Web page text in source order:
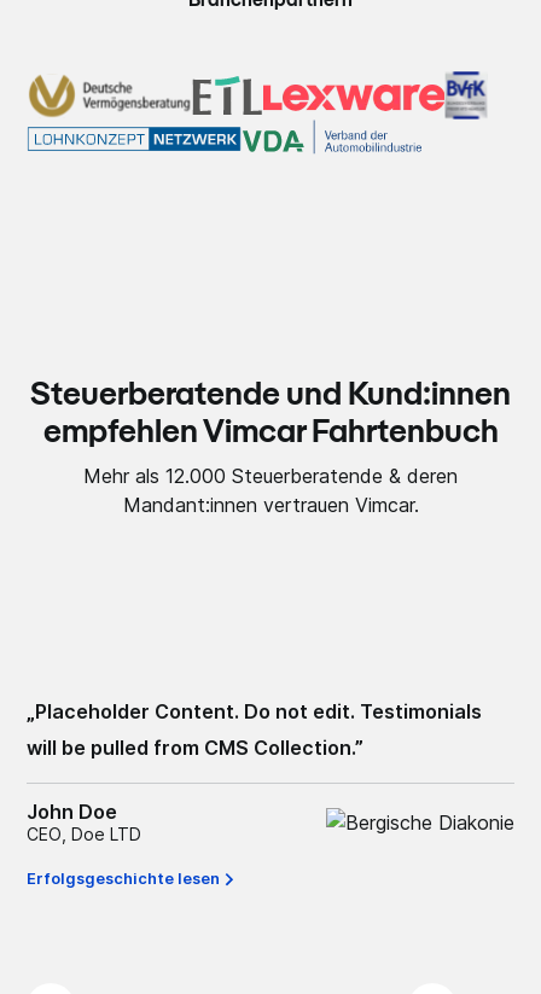
Steuerberatende und Kund:innen
empfehlen Vimcar Fahrtenbuch
Mehr als 12.000 Steuerberatende & deren
Mandant:innen vertrauen Vimcar.
Placeholder Content. Do not edit. Testimonials
will be pulled from CMS Collection.”
John Doe
CEO ,Doe LTD
Erfolgsgeschichte lesen